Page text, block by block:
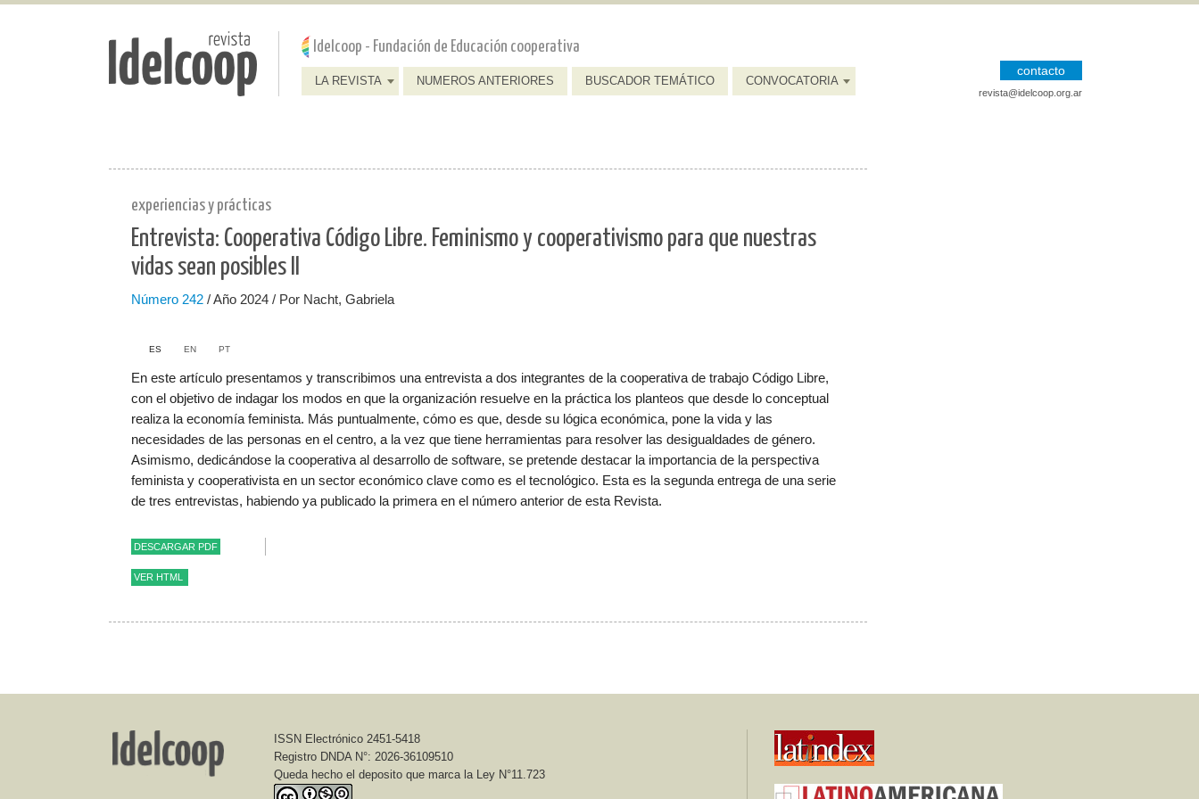
Pasar al contenido principal
Jump to main content Idelcoop - Fundación de Educación cooperativa
LA REVISTA NUMEROS ANTERIORES BUSCADOR TEMÁTICO CONVOCATORIA
contacto
revista@idelcoop.org.ar
experiencias y prácticas
Entrevista: Cooperativa Código Libre. Feminismo y cooperativismo para que nuestras
vidas sean posibles II
Número 242 / Año 2024 / Por Nacht, Gabriela
ES EN PT
En este artículo presentamos y transcribimos una entrevista a dos integrantes de la cooperativa de trabajo Código Libre,
con el objetivo de indagar los modos en que la organización resuelve en la práctica los planteos que desde lo conceptual
realiza la economía feminista. Más puntualmente, cómo es que, desde su lógica económica, pone la vida y las
necesidades de las personas en el centro, a la vez que tiene herramientas para resolver las desigualdades de género.
Asimismo, dedicándose la cooperativa al desarrollo de software, se pretende destacar la importancia de la perspectiva
feminista y cooperativista en un sector económico clave como es el tecnológico. Esta es la segunda entrega de una serie
de tres entrevistas, habiendo ya publicado la primera en el número anterior de esta Revista.
DESCARGAR PDF
VER HTML
Entrevista: Cooperativa Código Libre
Feminismo y cooperativismo para que nuestras vidas sean posibles II
ISSN Electrónico 2451-5418
Registro DNDA N°: 2026-36109510
Queda hecho el deposito que marca la Ley N°11.723